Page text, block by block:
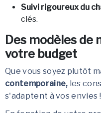
Suivi rigoureux du
clés.
Des modèles de
votre budget
Que vous soyez plutôt
contemporaine, les
s'adaptent à vos envies !